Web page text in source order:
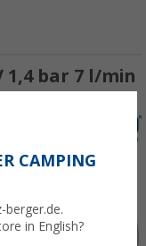
1,4 bar 7 l/min
CAMPING
berger.de.
in English?